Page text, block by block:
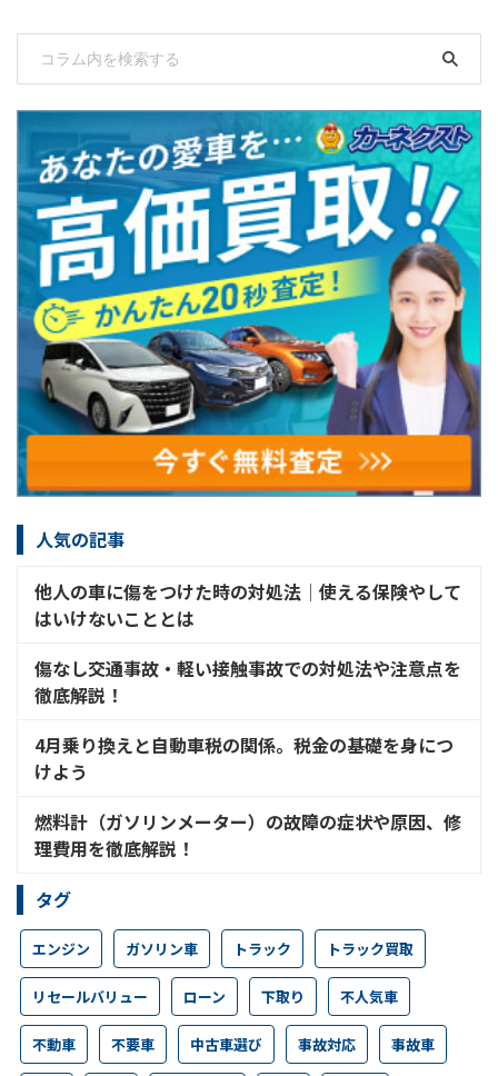
人気の記事
他人の車に傷をつけた時の対処法│使える保険やして
はいけないこととは
傷なし交通事故・軽い接触事故での対処法や注意点を
徹底解説！
4月乗り換えと自動車税の関係。税金の基礎を身につ
けよう
燃料計（ガソリンメーター）の故障の症状や原因、修
理費用を徹底解説！
タグ
エンジン ガソリン車 トラック トラック買取
リセールバリュー ローン 下取り 不人気車
不動車 不要車 中古車選び 事故対応 事故車